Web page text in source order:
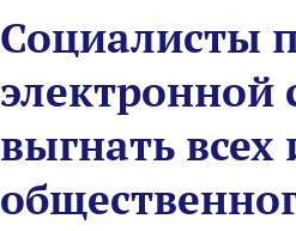
Социалисты
выгнать всех